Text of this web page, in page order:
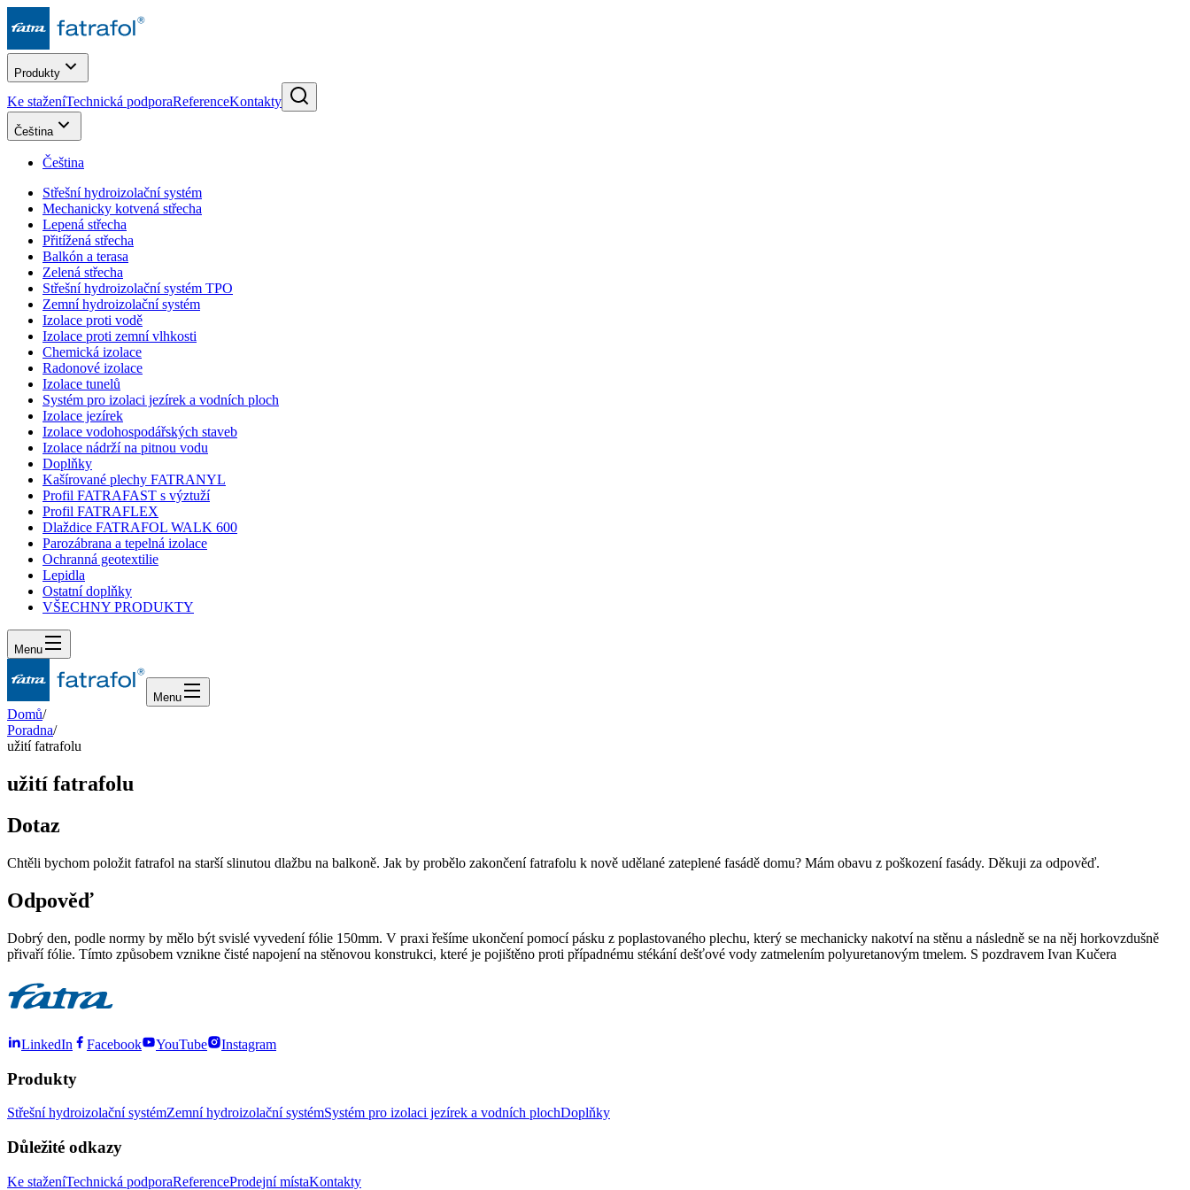
Produkty
Ke staženíTechnická podporaReferenceKontakty
Čeština
Čeština
Střešní hydroizolační systém
Mechanicky kotvená střecha
Lepená střecha
Přitížená střecha
Balkón a terasa
Zelená střecha
Střešní hydroizolační systém TPO
Zemní hydroizolační systém
Izolace proti vodě
Izolace proti zemní vlhkosti
Chemická izolace
Radonové izolace
Izolace tunelů
Systém pro izolaci jezírek a vodních ploch
Izolace jezírek
Izolace vodohospodářských staveb
Izolace nádrží na pitnou vodu
Doplňky
Kašírované plechy FATRANYL
Profil FATRAFAST s výztuží
Profil FATRAFLEX
Dlaždice FATRAFOL WALK 600
Parozábrana a tepelná izolace
Ochranná geotextilie
Lepidla
Ostatní doplňky
VŠECHNY PRODUKTY
Menu
Menu
Domů/
Poradna/
užití fatrafolu
užití fatrafolu
Dotaz
Chtěli bychom položit fatrafol na starší slinutou dlažbu na balkoně. Jak by probělo zakončení fatrafolu k nově udělané zateplené fasádě domu? Mám obavu z poškození fasády. Děkuji za odpověď.
Odpověď
Dobrý den, podle normy by mělo být svislé vyvedení fólie 150mm. V praxi řešíme ukončení pomocí pásku z poplastovaného plechu, který se mechanicky nakotví na stěnu a následně se na něj horkovzdušně
přivaří fólie. Tímto způsobem vznikne čisté napojení na stěnovou konstrukci, které je pojištěno proti případnému stékání dešťové vody zatmelením polyuretanovým tmelem. S pozdravem Ivan Kučera
LinkedIn Facebook YouTube Instagram
Produkty
Střešní hydroizolační systémZemní hydroizolační systémSystém pro izolaci jezírek a vodních plochDoplňky
Důležité odkazy
Ke staženíTechnická podporaReferenceProdejní místaKontakty